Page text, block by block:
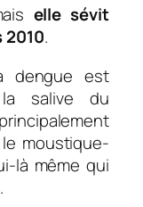
elle sévit
2010.
dengue est
salive du
moustique-
là même qui